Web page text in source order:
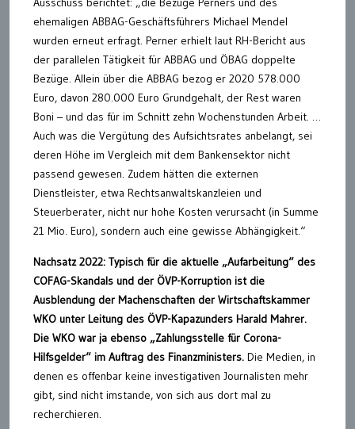
ehemaligen ABBAG-Geschäftsführers Michael Mendel
wurden erneut erfragt. Perner erhielt laut RH-Bericht aus
der parallelen Tätigkeit für ABBAG und ÖBAG doppelte
Bezüge. Allein über die ABBAG bezog er 2020 578.000
Euro, davon 280.000 Euro Grundgehalt, der Rest waren
Boni – und das für im Schnitt zehn Wochenstunden Arbeit. …
Auch was die Vergütung des Aufsichtsrates anbelangt, sei
deren Höhe im Vergleich mit dem Bankensektor nicht
passend gewesen. Zudem hätten die externen
Dienstleister, etwa Rechtsanwaltskanzleien und
Steuerberater, nicht nur hohe Kosten verursacht (in Summe
21 Mio. Euro), sondern auch eine gewisse Abhängigkeit.“
Nachsatz 2022: Typisch für die aktuelle „Aufarbeitung“ des
COFAG-Skandals und der ÖVP-Korruption ist die
Ausblendung der Machenschaften der Wirtschaftskammer
WKO unter Leitung des ÖVP-Kapazunders Harald Mahrer.
Die WKO war ja ebenso „Zahlungsstelle für Corona-
Hilfsgelder“ im Auftrag des Finanzministers. Die Medien, in
denen es offenbar keine investigativen Journalisten mehr
gibt, sind nicht imstande, von sich aus dort mal zu
recherchieren.